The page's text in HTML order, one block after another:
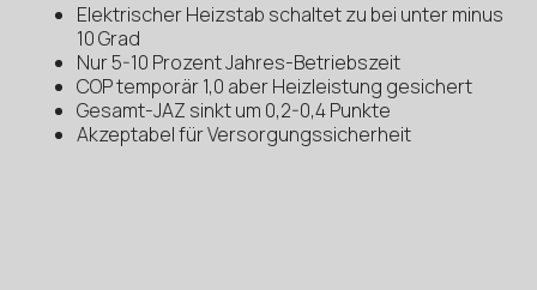
Elektrischer Heizstab schaltet zu bei unter minus
10 Grad
Nur 5-10 Prozent Jahres-Betriebszeit
COP temporär 1,0 aber Heizleistung gesichert
Gesamt-JAZ sinkt um 0,2-0,4 Punkte
Akzeptabel für Versorgungssicherheit